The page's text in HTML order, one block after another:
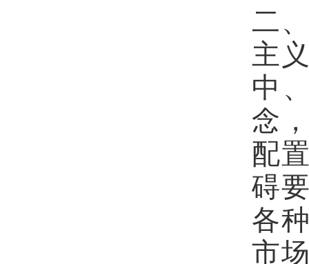
二
主
中
念
配
碍
各
市